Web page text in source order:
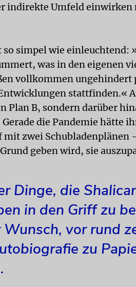
indirekte Umfeld einwirken
simpel wie einleuchtend:
was in den eigenen
vollkommen ungehindert
stattfinden.«
Plan B, sondern darüber
die Pandemie hätte
mit zwei Schubladenplänen
geben wird, sie
Dinge, die
in den Griff zu
vor rund
zu